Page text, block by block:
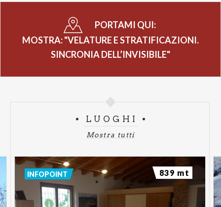
In uno scritto di Alberto Moioli le opere di Profeta
sono presentate come un’esperienza che lui vive
profondamente, osservandole, non si ferma alla
superficie della tela, ma scava lì dove si annidano i
Tutti i giorni: 10.00 - 12.30 / 16.00 - 19.30
Chiuso martedì e mercoledì
BIOGRAFIA LUIGI PROFETA
Nasce a Milano nel 1969 e già da ragazzo la vena
artistica cresce con lui, prima con la fotografia poi la
PORTAMI QUI:
MOSTRA: "VELATURE E STRATIFICAZIONI.
SINCRONIA DELL’INVISIBILE"
LUOGHI
Mostra tutti
INFOPOINT 839 mt